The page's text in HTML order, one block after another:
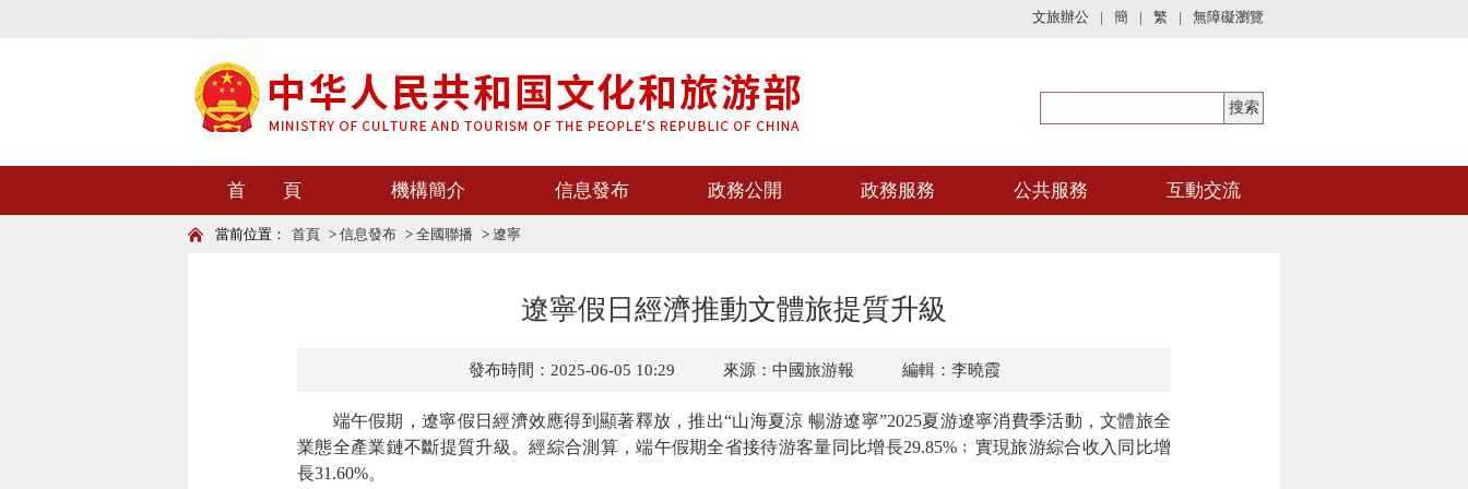
文旅辦公 | 簡 | 繁 | 無障礙瀏覽
首 頁 機構簡介 信息發布 政務公開 政務服務 公共服務 互動交流
當前位置： 首頁 > 信息發布 > 全國聯播 > 遼寧
遼寧假日經濟推動文體旅提質升級
發布時間：2025-06-05 10:29 來源：中國旅游報 編輯：李曉霞
端午假期，遼寧假日經濟效應得到顯著釋放，推出“山海夏涼 暢游遼寧”2025夏游遼寧消費季活動，文體旅全
業態全產業鏈不斷提質升級。經綜合測算，端午假期全省接待游客量同比增長29.85%﹔實現旅游綜合收入同比增
長31.60%。